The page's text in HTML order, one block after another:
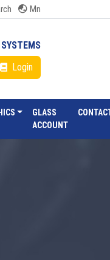
Mn
Login
GLASS
ACCOUNT